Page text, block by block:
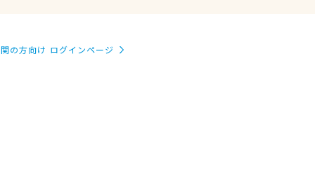
の方向け ログインページ